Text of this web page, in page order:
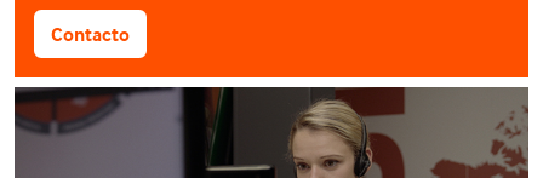
Contacto